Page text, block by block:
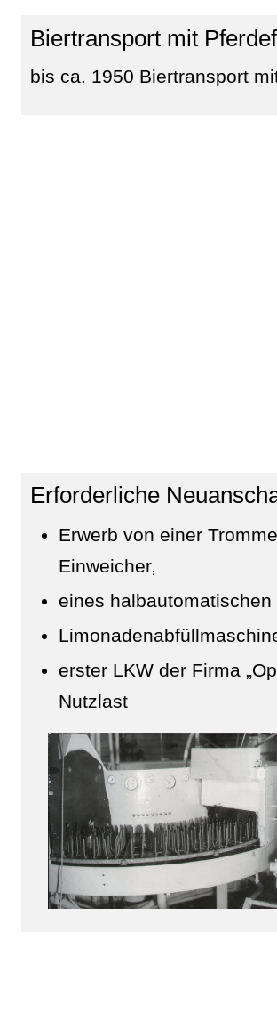
Biertransport mit
bis ca. 1950 Biertransport
Erforderliche
Erwerb von einer
Einweicher,
eines halbautomatischen
erster LKW der Firma
Nutzlast